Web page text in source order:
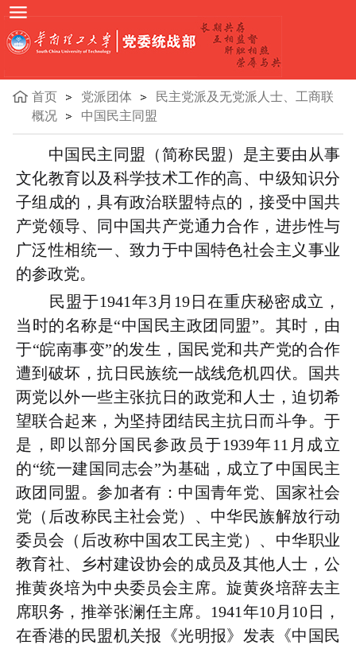
首页 党派团体
民主党派及无党派人士、工商联
概况
中国民主同盟
中国民主同盟（简称民盟）是主要由从事
文化教育以及科学技术工作的高、中级知识分
子组成的，具有政治联盟特点的，接受中国共
产党领导、同中国共产党通力合作，进步性与
广泛性相统一、致力于中国特色社会主义事业
的参政党。
民盟于1941年3月19日在重庆秘密成立，
当时的名称是“中国民主政团同盟”。其时，由
于“皖南事变”的发生，国民党和共产党的合作
遭到破坏，抗日民族统一战线危机四伏。国共
两党以外一些主张抗日的政党和人士，迫切希
望联合起来，为坚持团结民主抗日而斗争。于
是，即以部分国民参政员于1939年11月成立
的“统一建国同志会”为基础，成立了中国民主
政团同盟。参加者有：中国青年党、国家社会
党（后改称民主社会党）、中华民族解放行动
委员会（后改称中国农工民主党）、中华职业
教育社、乡村建设协会的成员及其他人士，公
推黄炎培为中央委员会主席。旋黄炎培辞去主
席职务，推举张澜任主席。1941年10月10日，
在香港的民盟机关报《光明报》发表《中国民